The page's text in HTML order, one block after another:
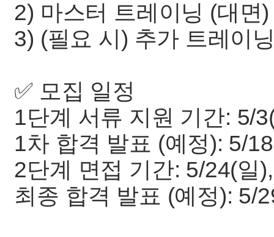
2) 마스터 트레이닝 (대면)
3) (필요 시) 추가 트레이
✅ 모집 일정
1단계 서류 지원 기간: 5/
1차 합격 발표 (예정): 5/
2단계 면접 기간: 5/24(일
최종 합격 발표 (예정): 5/